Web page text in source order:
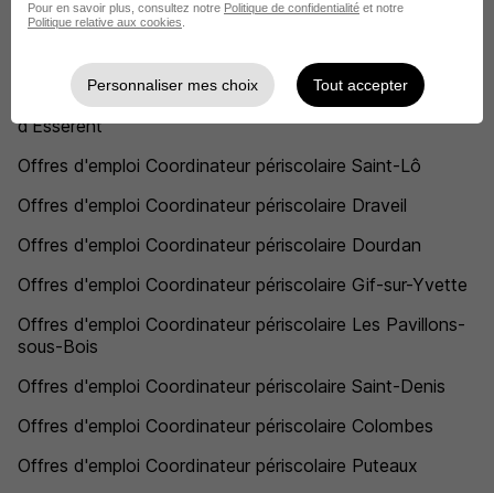
Offres d'emploi Coordinateur périscolaire Compiègne
Offres d'emploi Coordinateur périscolaire Pierrefonds
Offres d'emploi Coordinateur périscolaire Saint-Leu-
d'Esserent
Offres d'emploi Coordinateur périscolaire Saint-Lô
Offres d'emploi Coordinateur périscolaire Draveil
Offres d'emploi Coordinateur périscolaire Dourdan
Offres d'emploi Coordinateur périscolaire Gif-sur-Yvette
Offres d'emploi Coordinateur périscolaire Les Pavillons-
sous-Bois
Offres d'emploi Coordinateur périscolaire Saint-Denis
Offres d'emploi Coordinateur périscolaire Colombes
Offres d'emploi Coordinateur périscolaire Puteaux
Pour en savoir plus, consultez notre Politique de confidentialité et notre
Politique relative aux cookies
Personnaliser mes choix Tout accepter